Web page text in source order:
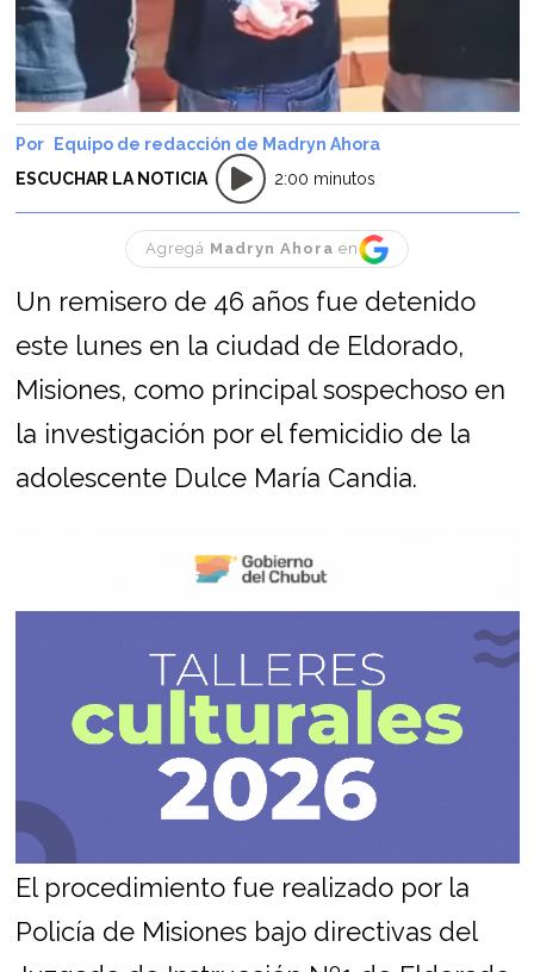
Equipo de redacción de Madryn Ahora
ESCUCHAR LA NOTICIA
2:00 minutos
Agregá Madryn Ahora en
Un remisero de 46 años fue detenido
este lunes en la ciudad de Eldorado,
Misiones, como principal sospechoso en
la investigación por el femicidio de la
adolescente Dulce María Candia.
El procedimiento fue realizado por la
Policía de Misiones bajo directivas del